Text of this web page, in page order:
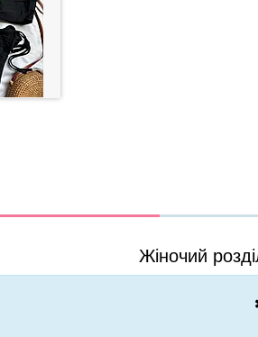
Жіночий